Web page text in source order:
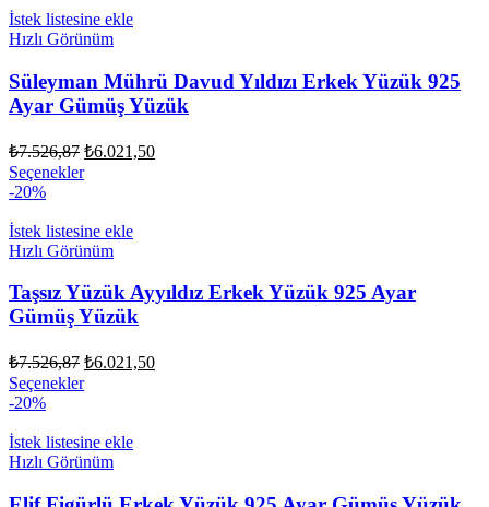
fazla
varyasyonu
Seçenekler
ürün
sayfasından
İstek listesine ekle
Hızlı Görünüm
Süleyman Mührü Davud Yıldızı Erkek Yüzük 925
Ayar Gümüş Yüzük
₺7.526,87 Orijinal
fiyat:
₺6.021,50Şu
SeçeneklerBu
fazla
varyasyonu
Seçenekler
ürün
sayfasından
-20%
İstek listesine ekle
Hızlı Görünüm
Taşsız Yüzük Ayyıldız Erkek Yüzük 925 Ayar
Gümüş Yüzük
₺7.526,87 Orijinal
fiyat:
₺6.021,50Şu
SeçeneklerBu
fazla
varyasyonu
Seçenekler
-20%
İstek listesine ekle
Hızlı Görünüm